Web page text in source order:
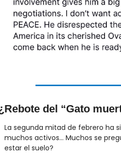
del “Gato
La segunda mitad de febrero ha
muchos activos… Muchos se
estar el suelo?